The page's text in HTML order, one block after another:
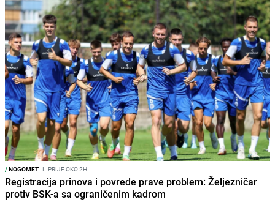
/NOGOMET I PRIJE OKO 2H
Registracija prinova i povrede prave problem: Željezničar
protiv BSK-a sa ograničenim kadrom